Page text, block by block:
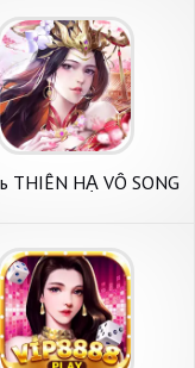
THIÊN HẠ VÔ SONG